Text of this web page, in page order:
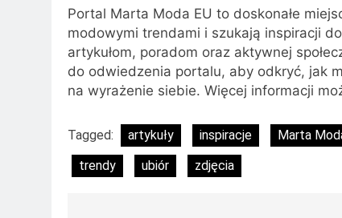
Portal Marta Moda EU to doskonałe
modowymi trendami i szukają inspiracji
artykułom, poradom oraz aktywnej
do odwiedzenia portalu, aby odkryć, jak
na wyrażenie siebie. Więcej informacji
Tagged: artykuły inspiracje Marta
trendy
ubiór zdjęcia